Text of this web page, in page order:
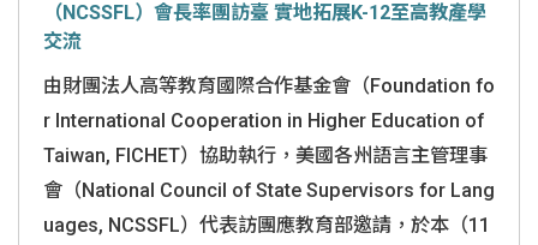
（NCSSFL）會長率團訪臺 實地拓展K-12至高教產學
交流
由財團法人高等教育國際合作基金會（Foundation fo
r International Cooperation in Higher Education of
Taiwan, FICHET）協助執行，美國各州語言主管理事
會（National Council of State Supervisors for Lang
uages, NCSSFL）代表訪團應教育部邀請，於本（11